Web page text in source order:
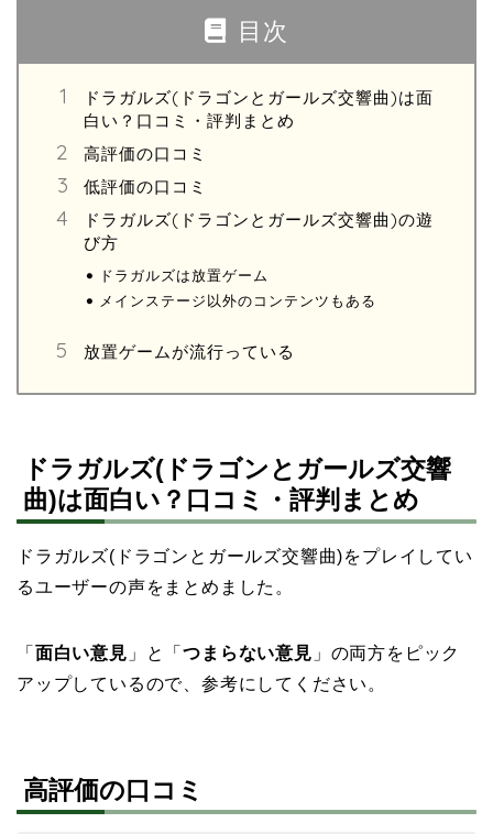
目次
ドラガルズ(ドラゴンとガールズ交響曲)は面
白い？口コミ・評判まとめ
高評価の口コミ
低評価の口コミ
ドラガルズ(ドラゴンとガールズ交響曲)の遊
び方
ドラガルズは放置ゲーム
メインステージ以外のコンテンツもある
放置ゲームが流行っている
ドラガルズ(ドラゴンとガールズ交響
曲)は面白い？口コミ・評判まとめ
ドラガルズ(ドラゴンとガールズ交響曲)をプレイしてい
るユーザーの声をまとめました。
「 面白い意見 」と「つまらない意見 」の両方をピック
アップしているので、参考にしてください。
高評価の口コミ